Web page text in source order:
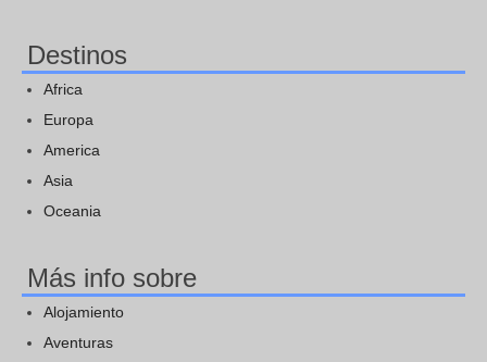
Destinos
Africa
Europa
America
Asia
Oceania
Más info sobre
Alojamiento
Aventuras